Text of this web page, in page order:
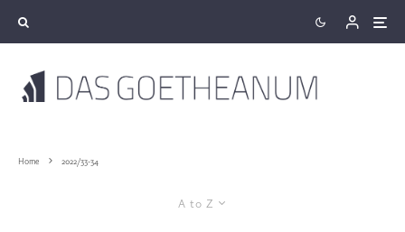
Home 2022/33-34
A to Z